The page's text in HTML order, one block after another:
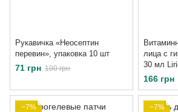
Рукавичка «Неосептин
перевин», упаковка 10 шт
71 грн 100 грн
лица с
30 мл
166 грн
−7% −7%